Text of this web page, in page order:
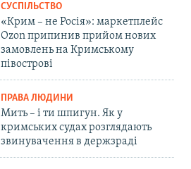
СУСПІЛЬСТВО
«Крим – не Росія»: маркетплейс
Ozon припинив прийом нових
замовлень на Кримському
півострові
ПРАВА ЛЮДИНИ
Мить – і ти шпигун. Як у
кримських судах розглядають
звинувачення в держзраді